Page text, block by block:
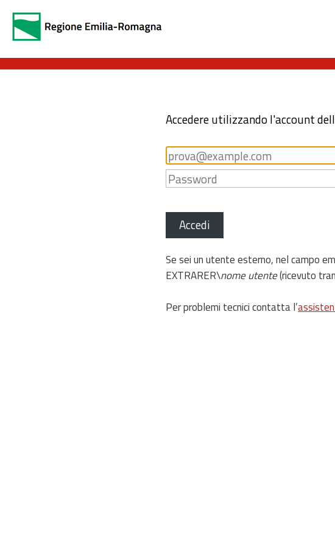
Accedere utilizzando l'account
Accedi
Se sei un utente esterno, nel campo
EXTRARER\nome utente(ricevuto
Per problemi tecnici contatta l’